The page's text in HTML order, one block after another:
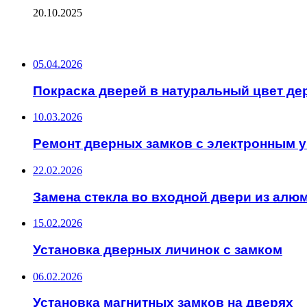
20.10.2025
05.04.2026
Покраска дверей в натуральный цвет
10.03.2026
Ремонт дверных замков с электронным
22.02.2026
Замена стекла во входной двери из
15.02.2026
Установка дверных личинок с замком
06.02.2026
Установка магнитных замков на дверях